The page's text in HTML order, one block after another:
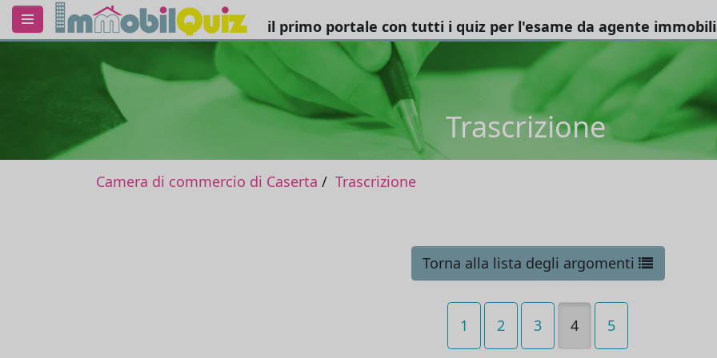
il primo portale con tutti i quiz per l'esame da agente
Trascrizione
Camera di commercio di Caserta Trascrizione
Torna alla lista degli argomenti
1 2 3 4 5